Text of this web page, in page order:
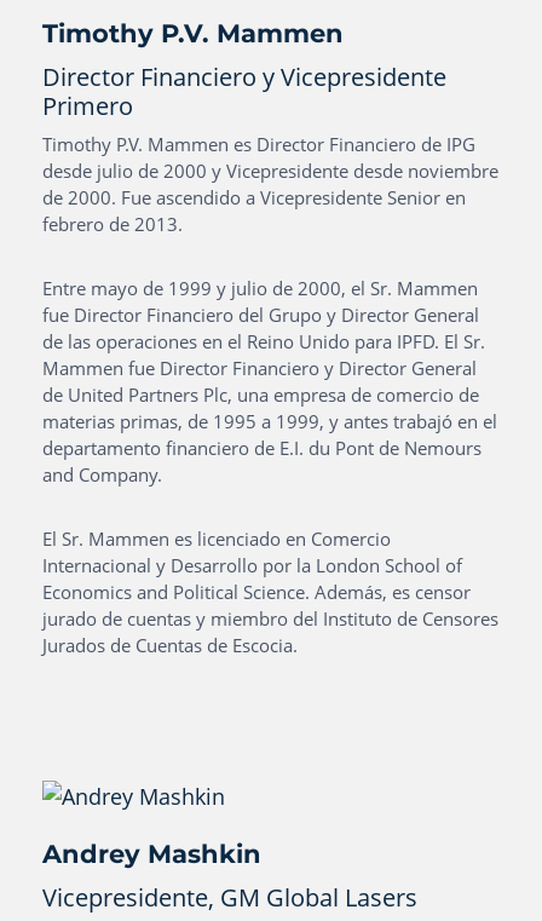
Timothy P.V. Mammen
Director Financiero y Vicepresidente
Primero
Timothy P.V. Mammen es Director Financiero de IPG
desde julio de 2000 y Vicepresidente desde noviembre
de 2000. Fue ascendido a Vicepresidente Senior en
febrero de 2013.
Entre mayo de 1999 y julio de 2000, el Sr. Mammen
fue Director Financiero del Grupo y Director General
de las operaciones en el Reino Unido para IPFD. El Sr.
Mammen fue Director Financiero y Director General
de United Partners Plc, una empresa de comercio de
materias primas, de 1995 a 1999, y antes trabajó en el
departamento financiero de E.I. du Pont de Nemours
and Company.
El Sr. Mammen es licenciado en Comercio
Internacional y Desarrollo por la London School of
Economics and Political Science. Además, es censor
jurado de cuentas y miembro del Instituto de Censores
Jurados de Cuentas de Escocia.
Andrey Mashkin
Vicepresidente, GM Global Lasers